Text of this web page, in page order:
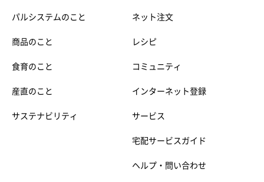
パルシステムのこと
商品のこと
食育のこと
産直のこと
サステナビリティ
ネット注文
レシピ
コミュニティ
インターネット登録
サービス
宅配サービスガイド
ヘルプ・問い合わせ